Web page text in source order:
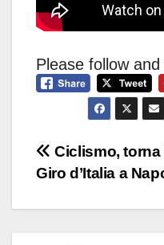
Please follow and
Ciclismo, torna
Giro d’Italia a